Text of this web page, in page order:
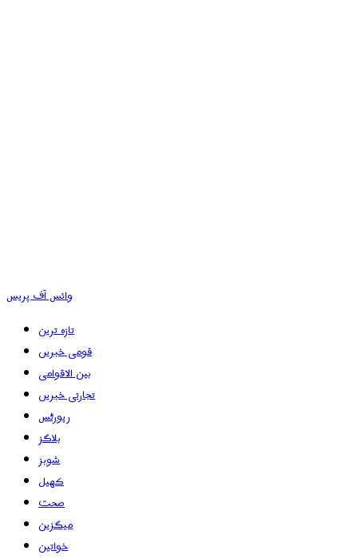
وائس آف پریس
تازہ ترین
قومی خبریں
بین الاقوامی
تجارتی خبریں
رپورٹس
بلاگز
شوبز
کھیل
صحت
میگزین
خواتین